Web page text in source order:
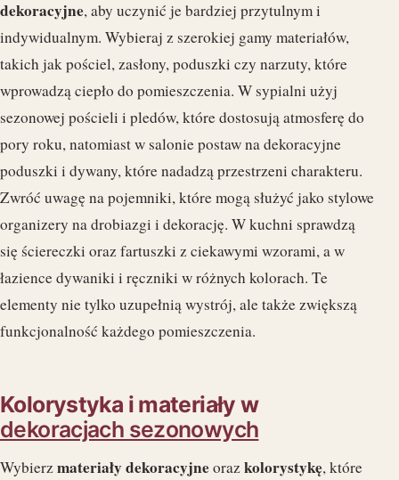
dekoracyjne, aby uczynić je bardziej przytulnym i
indywidualnym. Wybieraj z szerokiej gamy materiałów,
takich jak pościel, zasłony, poduszki czy narzuty, które
wprowadzą ciepło do pomieszczenia. W sypialni użyj
sezonowej pościeli i pledów, które dostosują atmosferę do
pory roku, natomiast w salonie postaw na dekoracyjne
poduszki i dywany, które nadadzą przestrzeni charakteru.
Zwróć uwagę na pojemniki, które mogą służyć jako stylowe
organizery na drobiazgi i dekorację. W kuchni sprawdzą
się ściereczki oraz fartuszki z ciekawymi wzorami, a w
łazience dywaniki i ręczniki w różnych kolorach. Te
elementy nie tylko uzupełnią wystrój, ale także zwiększą
funkcjonalność każdego pomieszczenia.
Kolorystyka i materiały w
dekoracjach sezonowych
Wybierzmateriały dekoracyjneorazkolorystykę, które